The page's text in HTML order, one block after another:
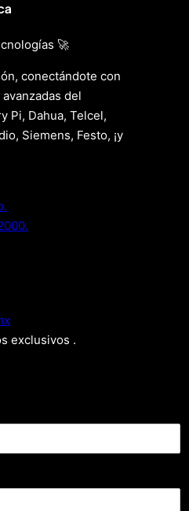
🚀
conectándote con
del
Pi, Dahua, Telcel,
Siemens, Festo, ¡y
exclusivos .